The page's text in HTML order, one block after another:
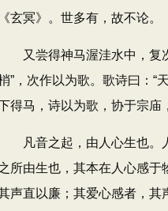
《玄冥》。世多有，故不论。
又尝得神马渥洼水中，复次
”，次作以为歌。歌诗曰：“
得马，诗以为歌，协于宗庙
凡音之起，由人心生也。人
所由生也，其本在人心感于
声直以廉；其爱心感者，其